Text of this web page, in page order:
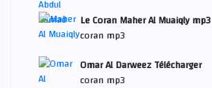
Le Coran Maher Al Muaiqly mp3
coran mp3
Omar Al Darweez Télécharger
coran mp3